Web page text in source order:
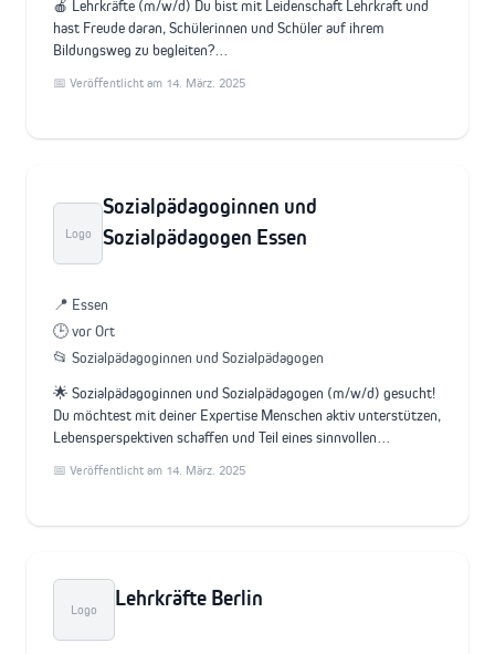
🍎 Lehrkräfte (m/w/d) Du bist mit Leidenschaft Lehrkraft und
hast Freude daran, Schülerinnen und Schüler auf ihrem
Bildungsweg zu begleiten?…
📅 Veröffentlicht am 14. März. 2025
Logo
Sozialpädagoginnen und
Sozialpädagogen Essen
📍 Essen
🕒 vor Ort
📂 Sozialpädagoginnen und Sozialpädagogen
🌟 Sozialpädagoginnen und Sozialpädagogen (m/w/d) gesucht!
Du möchtest mit deiner Expertise Menschen aktiv unterstützen,
Lebensperspektiven schaffen und Teil eines sinnvollen…
📅 Veröffentlicht am 14. März. 2025
Logo Lehrkräfte Berlin